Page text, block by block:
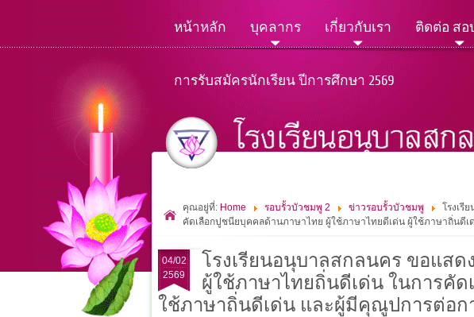
หน้าหลัก บุคลากร เกี่ยวกับเรา ติดต่อ สอ
การรับสมัครนักเรียน ปีการศึกษา 2569
คุณอยู่ที่: Home รอบรั้วบัวชมพู 2 ข่าวรอบรั้วบัวชมพู
โรงเรี
คัดเลือกปูชนียบุคคลด้านภาษาไทย ผู้ใช้ภาษาไทยดีเด่น ผู้ใช้ภาษาถิ่นดี
04/02
2569
โรงเรียนอนุบาลสกลนคร ขอแส
ผู้ใช้ภาษาไทยถิ่นดีเด่น ในการคั
ใช้ภาษาถิ่นดีเด่น และผู้มีคุณูปการต่อก